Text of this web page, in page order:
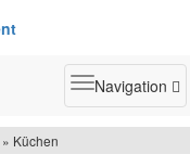
Toggle
Navigation
» Küchen